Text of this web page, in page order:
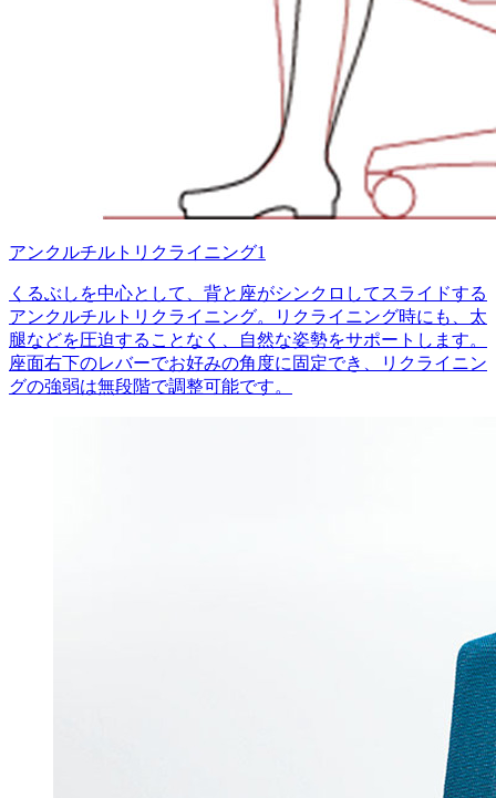
アンクルチルトリクライニング1
くるぶしを中心として、背と座がシンクロしてスライドする
アンクルチルトリクライニング。リクライニング時にも、太
腿などを圧迫することなく、自然な姿勢をサポートします。
座面右下のレバーでお好みの角度に固定でき、リクライニン
グの強弱は無段階で調整可能です。